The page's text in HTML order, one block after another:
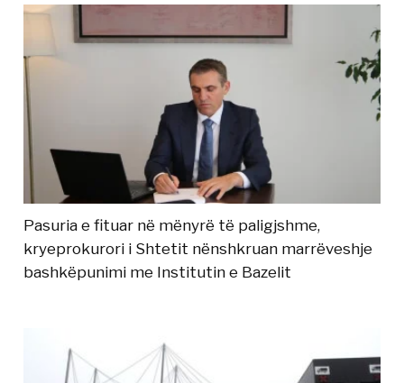
Pasuria e fituar në mënyrë të paligjshme,
kryeprokurori i Shtetit nënshkruan marrëveshje
bashkëpunimi me Institutin e Bazelit